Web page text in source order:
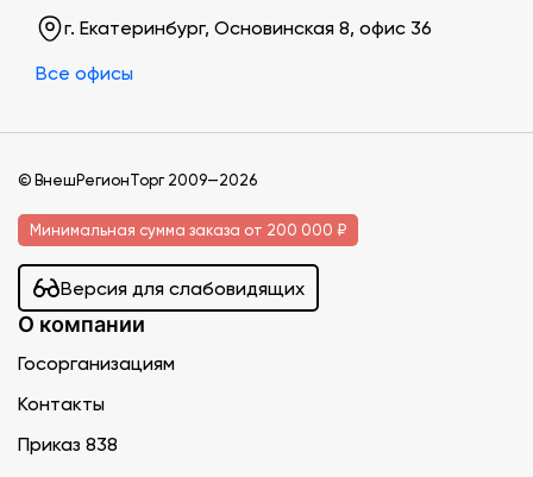
г. Екатеринбург, Основинская 8, офис 36
Все офисы
© ВнешРегионТорг 2009—2026
Минимальная сумма заказа от 200 000 ₽
Версия для слабовидящих
О компании
Госорганизациям
Контакты
Приказ 838